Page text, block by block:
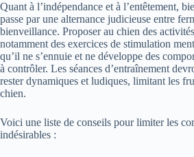
Quant à l’indépendance et à l’entêtement,
passe par une alternance judicieuse entre
bienveillance. Proposer au chien des
notamment des exercices de stimulation
qu’il ne s’ennuie et ne développe des
à contrôler. Les séances d’entraînement
rester dynamiques et ludiques, limitant les
chien.
Voici une liste de conseils pour limiter les
indésirables :